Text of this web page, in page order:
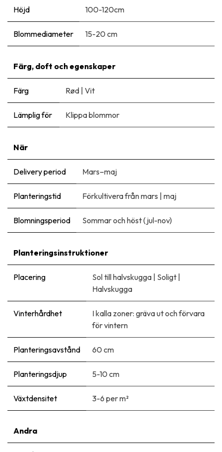
Höjd 100-120cm
Blommediameter 15-20 cm
Färg, doft och egenskaper
Färg Rød | Vit
Lämplig för Klippa blommor
När
Delivery period Mars–maj
Planteringstid Förkultivera från mars | maj
Blomningsperiod Sommar och höst (jul-nov)
Planteringsinstruktioner
Placering Sol till halvskugga | Soligt |
Halvskugga
Vinterhårdhet
I kalla zoner: gräva ut och förvara
för vintern
Planteringsavstånd 60 cm
Planteringsdjup 5-10 cm
Växtdensitet 3-6 per m²
Andra